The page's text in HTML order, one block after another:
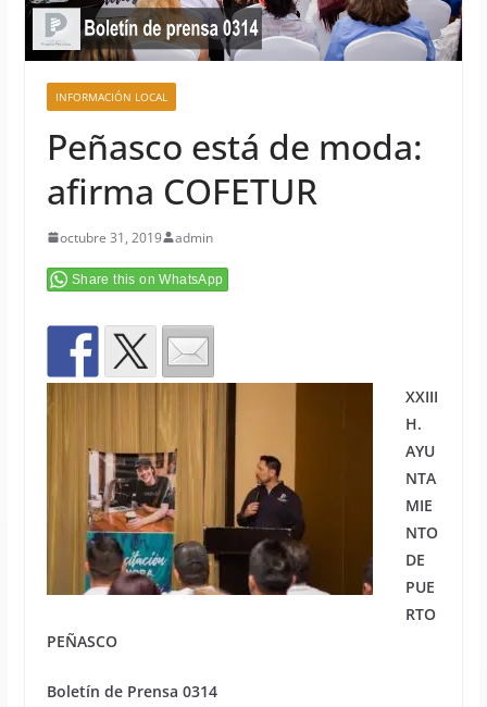
INFORMACIÓN LOCAL
Peñasco está de moda:
afirma COFETUR
octubre 31, 2019 admin
Share this on WhatsApp
XXIII
H.
AYU
NTA
MIE
NTO
DE
PUE
RTO
PEÑASCO
Boletín de Prensa 0314